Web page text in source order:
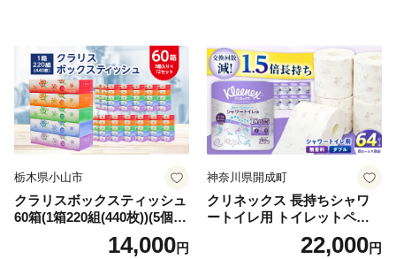
倶知安町 日用品
栃木県小山市
クラリスボックスティッシュ
60箱(1箱220組(440枚))(5個入
り×12セット)【1256759】
14,000円
神奈川県開成町
クリネックス 長持ちシャワ
ートイレ用 トイレットペー
パー（ダブル）64ロール(8ロ
ール×8パック) 開成町 トイレ
22,000円